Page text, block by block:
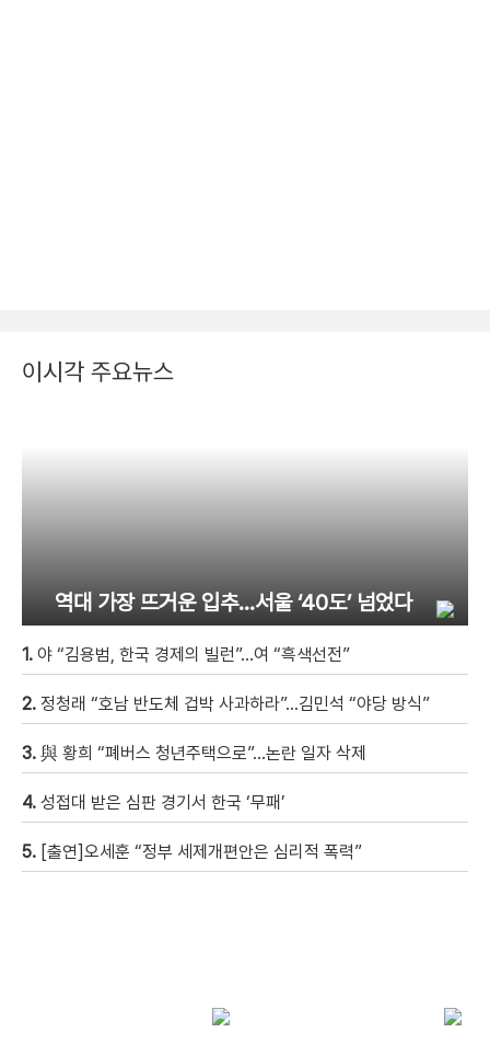
이시각 주요뉴스
역대 가장 뜨거운 입추…서울 ‘40도’ 넘었다
1. 야 “김용범, 한국 경제의 빌런”…여 “흑색선전”
2. 정청래 “호남 반도체 겁박 사과하라”…김민석 “야당 방식”
3. 與 황희 “폐버스 청년주택으로”…논란 일자 삭제
4. 성접대 받은 심판 경기서 한국 ‘무패’
5. [출연]오세훈 “정부 세제개편안은 심리적 폭력”